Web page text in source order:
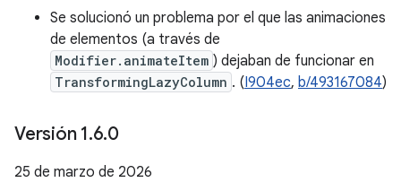
Se solucionó un problema por el que las animaciones
de elementos (a través de
Modifier.animateItem ) dejaban de funcionar en
TransformingLazyColumn . (I904ec, b/493167084)
Versión 1.6.0
25 de marzo de 2026